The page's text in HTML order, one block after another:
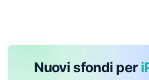
Nuovi sfondi per